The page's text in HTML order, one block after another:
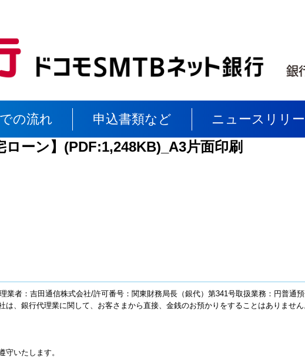
の流れ 申込書類など ニュースリリ
ーン】(PDF:1,248KB)_A3片面印刷
者：吉田通信株式会社/許可番号：関東財務局長（銀代）第341号取扱業務：円普通
、銀行代理業に関して、お客さまから直接、金銭のお預かりをすることはありません
いたします。